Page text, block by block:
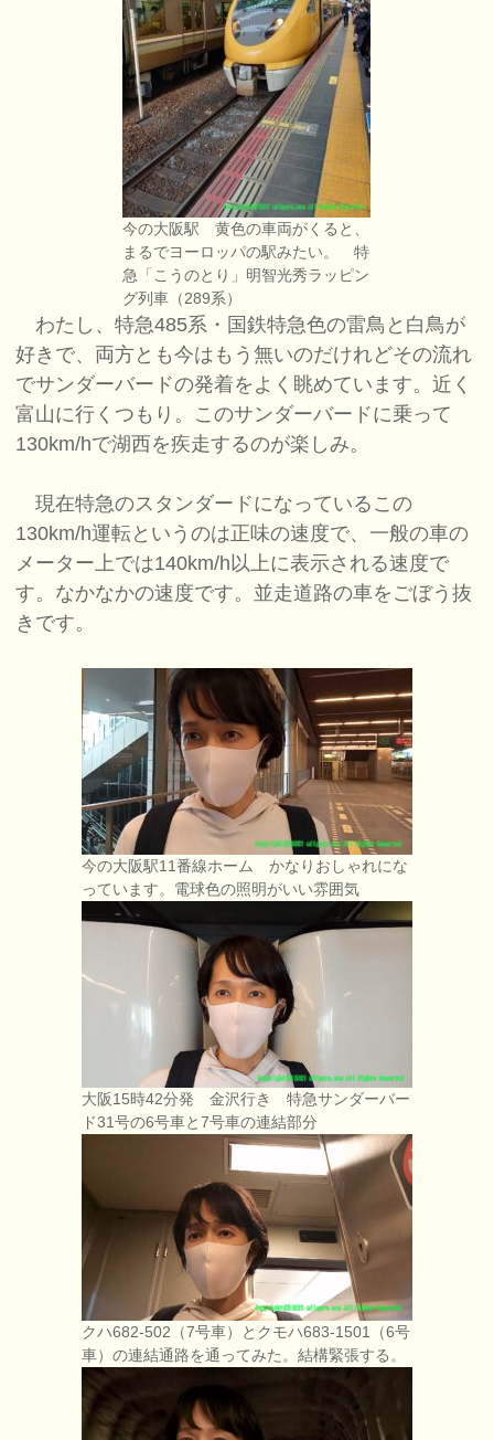
今の大阪駅 黄色の車両がくると、
まるでヨーロッパの駅みたい。 特
急「こうのとり」明智光秀ラッピン
グ列車（289系）
わたし、特急485系・国鉄特急色の雷鳥と白鳥が
好きで、両方とも今はもう無いのだけれどその流れ
でサンダーバードの発着をよく眺めています。近く
富山に行くつもり。このサンダーバードに乗って
130km/hで湖西を疾走するのが楽しみ。
現在特急のスタンダードになっているこの
130km/h運転というのは正味の速度で、一般の車の
メーター上では140km/h以上に表示される速度で
す。なかなかの速度です。並走道路の車をごぼう抜
きです。
今の大阪駅11番線ホーム かなりおしゃれにな
っています。電球色の照明がいい雰囲気
大阪15時42分発 金沢行き 特急サンダーバー
ド31号の6号車と7号車の連結部分
クハ682-502（7号車）とクモハ683-1501（6号
車）の連結通路を通ってみた。結構緊張する。